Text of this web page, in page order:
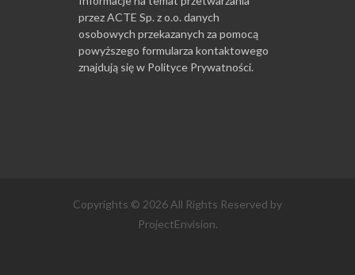
przez ACTE Sp. z o.o. danych
osobowych przekazanych za pomocą
powyższego formularza kontaktowego
znajdują się w Polityce Prywatności.
Copyrights © 2026 All Rights Reserved by
ProjectEnvision.